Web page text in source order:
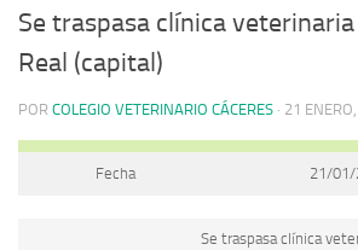
Se traspasa clínica veterinaria
Real (capital)
POR COLEGIO VETERINARIO CÁCERES · 21
Fecha 21/01/
Se traspasa clínica